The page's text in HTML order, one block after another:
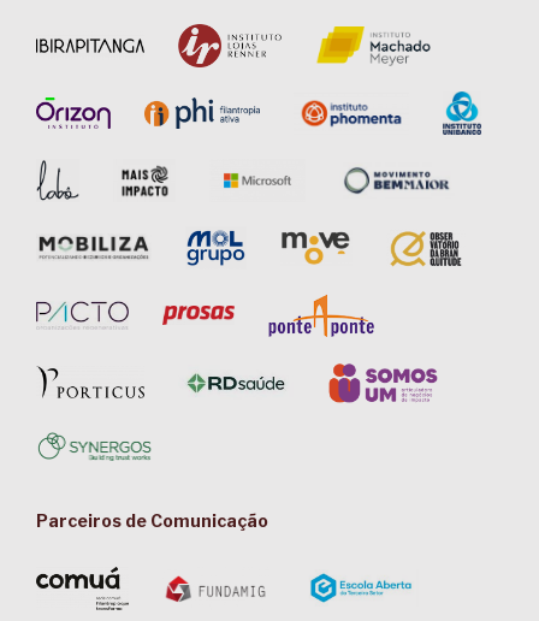
Parceiros de Comunicação